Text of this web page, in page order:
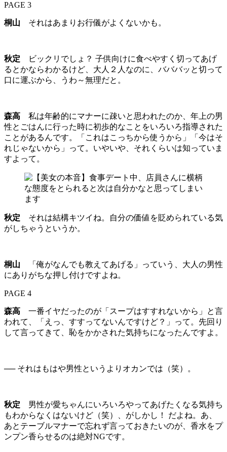
PAGE 3
桐山 それはあまりお行儀がよくないかも。
秋定
ビックリでしょ？ 子供向けに食べやすく切ってあげ
るとかならわかるけど、大人２人なのに、バババッと切って
口に運ぶから、うわ～無理だと。
森高 私は年齢的にマナーに疎いと思われたのか、年上の男
性とごはんに行った時に初歩的なことをいろいろ指導された
ことがあるんです。「これはこっちから使うから」「今はそ
れじゃないから」って。いやいや、それくらいは知っていま
すよって。
秋定 それは結構キツイね。自分の価値を貶められている気
がしちゃうというか。
桐山
「俺がなんでも教えてあげる」っていう、大人の男性
にありがちな押し付けですよね。
PAGE 4
森高 一番イヤだったのが「スープはすすれないから」と言
われて、「えっ、すすってないんですけど？」って。先回り
して言ってきて、恥をかかされた気持ちになったんですよ。
── それはもはや男性というよりオカンでは（笑）。
秋定 男性が愛ちゃんにいろいろやってあげたくなる気持ち
もわからなくはないけど（笑）、がしかし！ だよね。あ、
あとテーブルマナーで忘れず言っておきたいのが、香水をプ
ンプン香らせるのは絶対NGです。